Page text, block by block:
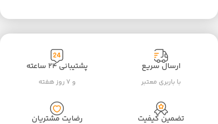
ارسال سریع
با باربری معتبر
پشتیبانی ۲۴ ساعته
و ۷ روز هفته
تضمین کیفیت رضایت مشتریان